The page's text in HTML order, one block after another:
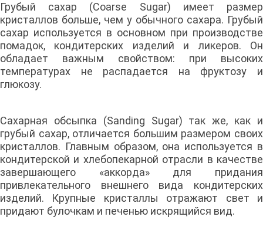
Грубый сахар (Coarse Sugar) имеет размер
кристаллов больше, чем у обычного сахара. Грубый
сахар используется в основном при производстве
помадок, кондитерских изделий и ликеров. Он
обладает важным свойством: при высоких
температурах не распадается на фруктозу и
глюкозу.
Сахарная обсыпка (Sanding Sugar) так же, как и
грубый сахар, отличается большим размером своих
кристаллов. Главным образом, она используется в
кондитерской и хлебопекарной отрасли в качестве
завершающего «аккорда» для придания
привлекательного внешнего вида кондитерских
изделий. Крупные кристаллы отражают свет и
придают булочкам и печенью искрящийся вид.